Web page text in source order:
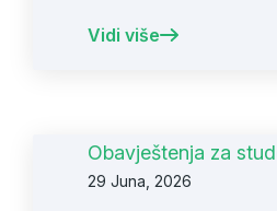
Vidi više
Obavještenja za
29 Juna, 2026